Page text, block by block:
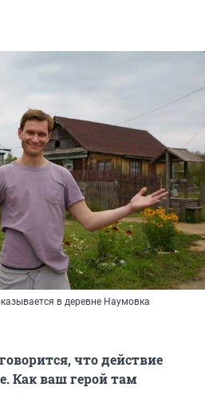
в деревне Наумовка
что действие
Как ваш герой там